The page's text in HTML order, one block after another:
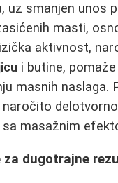
uz smanjen unos
masti,
aktivnost,
i butine,
masnih naslaga.
masažnim
za dugotrajne